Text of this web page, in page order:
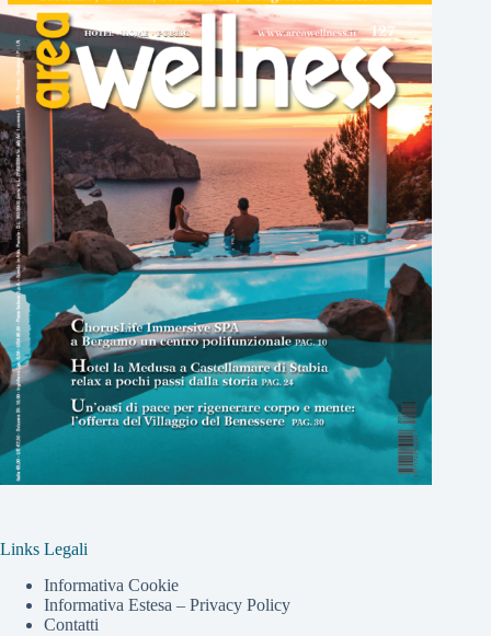
Links Legali
Informativa Cookie
Informativa Estesa – Privacy Policy
Contatti